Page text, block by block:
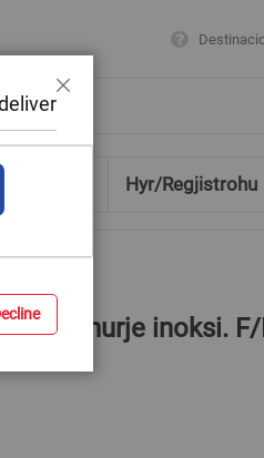
Këshilla Hyr/Regjistrohu
me thurje inoksi.